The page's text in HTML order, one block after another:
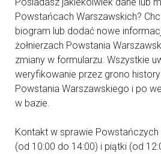
Powstańcach Warszawskich?
biogram lub dodać nowe
żołnierzach Powstania
zmiany w formularzu. Wszystkie
weryfikowanie przez grono
Powstania Warszawskiego i po
w bazie.
Kontakt w sprawie
(od 10:00 do 14:00) i piątki (od